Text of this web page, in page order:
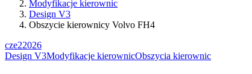
Modyfikacje kierownic
Design V3
Obszycie kierownicy Volvo FH4
cze22026
Design V3Modyfikacje kierownicObszycia kierownic